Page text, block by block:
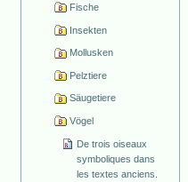
Fische
Insekten
Mollusken
Pelztiere
Säugetiere
Vögel
De trois oiseaux
symboliques dans
les textes anciens.